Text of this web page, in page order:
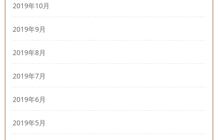
2019年10月
2019年9月
2019年8月
2019年7月
2019年6月
2019年5月